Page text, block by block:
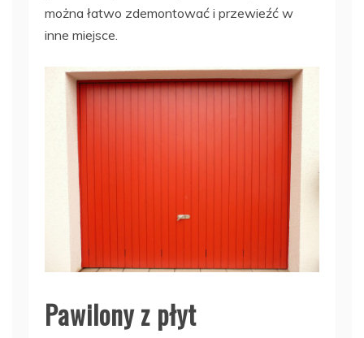
można łatwo zdemontować i przewieźć w
inne miejsce.
Pawilony z płyt